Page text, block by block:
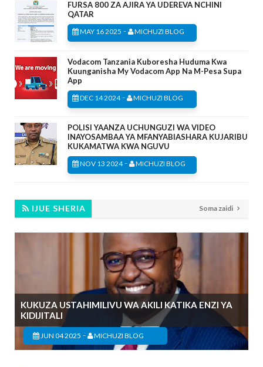
FURSA 800 ZA AJIRA YA UDEREVA NCHINI
QATAR
MAY 16 2025 - MICHUZI BLOG
Vodacom Tanzania Kuboresha Huduma Kwa
Kuunganisha My Vodacom App Na M-Pesa Supa
App
DEC 14 2024- MICHUZI BLOG
POLISI YAANZA UCHUNGUZI WA VIDEO
INAYOSAMBAA YA MFANYABIASHARA KUJARIBU
KUKAMATWA KWA NGUVU
NOV 13 2024- MICHUZI BLOG
IJUE SHERIA Soma zaidi
KUKUZA USTAHIMILIVU WA AKILI KATIKA ENZI YA
KIDIJITALI
JUN 04 2025 - MICHUZI BLOG